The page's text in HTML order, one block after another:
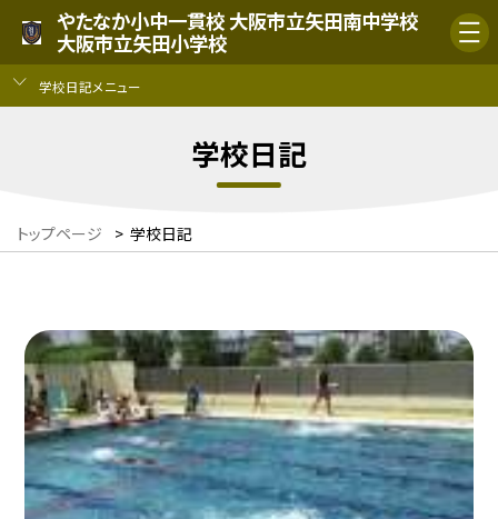
やたなか小中一貫校 大阪市立矢田南中学校
大阪市立矢田小学校
学校日記メニュー
学校日記
トップページ > 学校日記